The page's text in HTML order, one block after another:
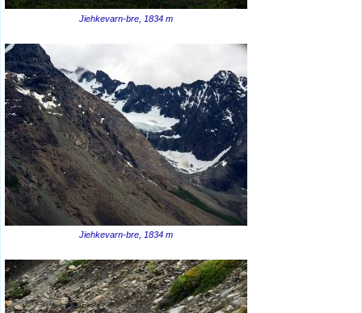
Jiehkevarn-bre, 1834 m
Jiehkevarn-bre, 1834 m